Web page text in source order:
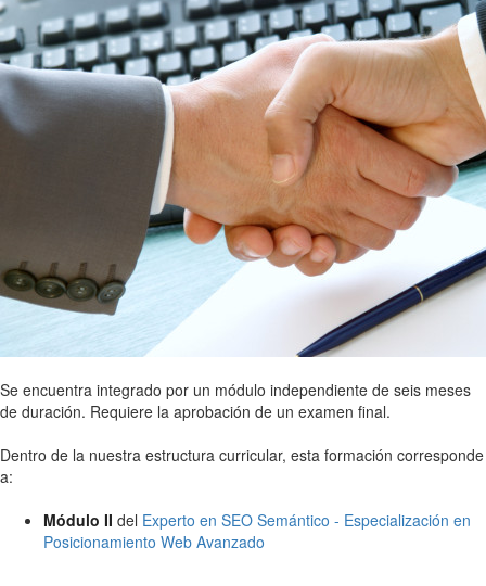
Se encuentra integrado por un módulo independiente de seis meses
de duración. Requiere la aprobación de un examen final.
Dentro de la nuestra estructura curricular, esta formación corresponde
a:
Módulo II del Experto en SEO Semántico - Especialización en
Posicionamiento Web Avanzado